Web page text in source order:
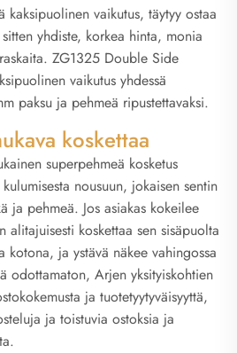
kaksipuolinen vaikutus, täytyy ostaa
yhdiste, korkea hinta, monia
ZG1325 Double Side
vaikutus yhdessä
paksu ja pehmeä ripustettavaksi.
koskettaa
superpehmeä kosketus
nousuun, jokaisen sentin
ja pehmeä. Jos asiakas kokeilee
alitajuisesti koskettaa sen sisäpuolta
kotona, ja ystävä näkee vahingossa
odottamaton, Arjen yksityiskohtien
ja tuotetyytyväisyyttä,
ja toistuvia ostoksia ja